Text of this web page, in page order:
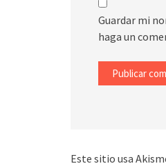
Guardar mi
haga un
Este sitio usa